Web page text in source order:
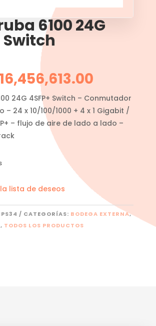
6100 24G
Switch
24G 4SFP+ Switch – Conmutador
– 24 x 10/100/1000 + 4 x 1 Gigabit /
– flujo de aire de lado a lado –
lista de deseos
CATEGORÍAS: BODEGA EXTERNA,
, TODOS LOS PRODUCTOS